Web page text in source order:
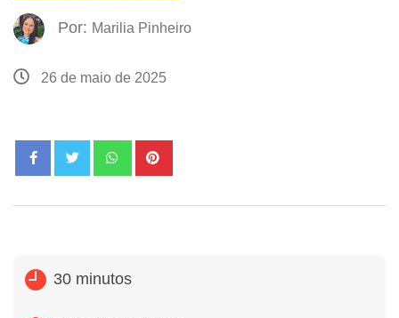
Por: Marilia Pinheiro
26 de maio de 2025
30 minutos